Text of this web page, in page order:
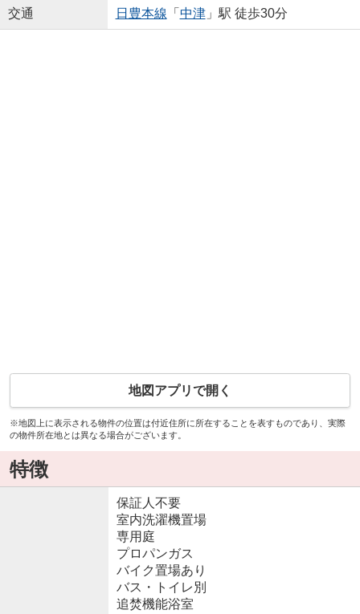
交通 日豊本線 「 中津」駅 徒歩30分
地図アプリで開く
※地図上に表示される物件の位置は付近住所に所在することを表すものであり、実際
の物件所在地とは異なる場合がございます。
特徴
保証人不要
室内洗濯機置場
専用庭
プロパンガス
バイク置場あり
バス・トイレ別
追焚機能浴室